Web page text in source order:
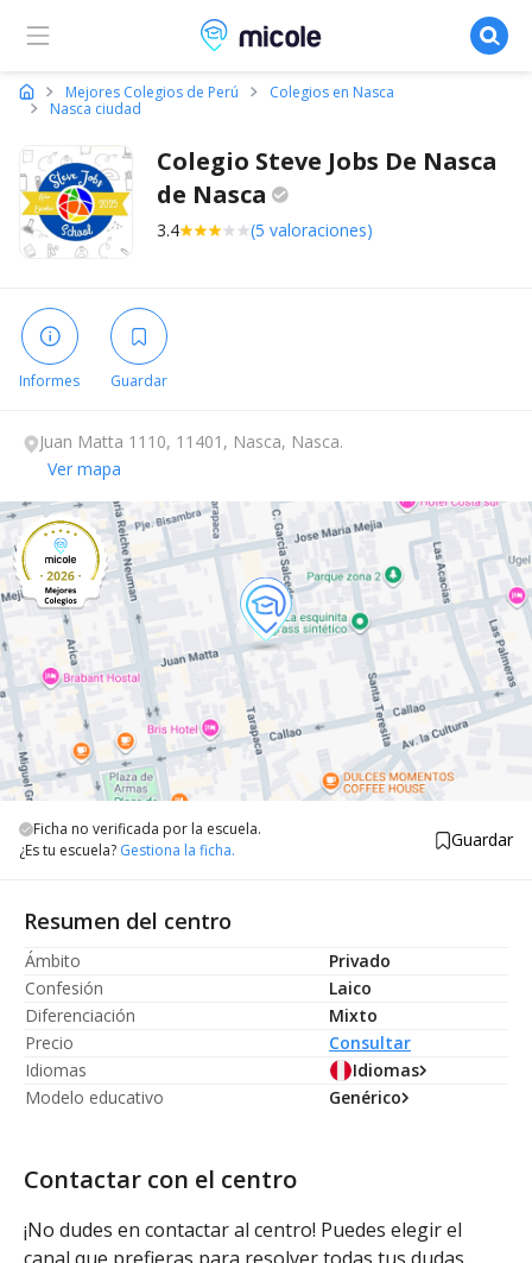
Micole, buscador de colegios
Mejores Colegios de Perú
Colegios en Nasca
Nasca ciudad
Colegio Steve Jobs De Nasca
de Nasca
3.4 (5 valoraciones)
Informes Guardar
Juan Matta 1110, 11401, Nasca, Nasca.
Ver mapa
Ficha no verificada por la escuela.
¿Es tu escuela? Gestiona la ficha. Guardar
Resumen del centro
Ámbito
Privado
Confesión
Laico
Diferenciación
Mixto
Precio
Consultar
Idiomas
Idiomas
Modelo educativo
Genérico
Contactar con el centro
¡No dudes en contactar al centro! Puedes elegir el